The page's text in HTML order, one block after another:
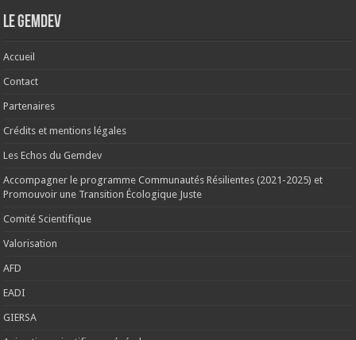
Le Gemdev
Accueil
Contact
Partenaires
Crédits et mentions légales
Les Echos du Gemdev
Accompagner le programme Communautés Résilientes (2021-2025) et
Promouvoir une Transition Écologique Juste
Comité Scientifique
Valorisation
AFD
EADI
GIERSA